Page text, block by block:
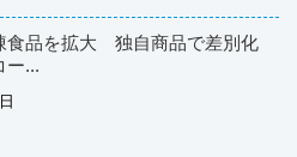
食品を拡大 独自商品で差別化
ー...